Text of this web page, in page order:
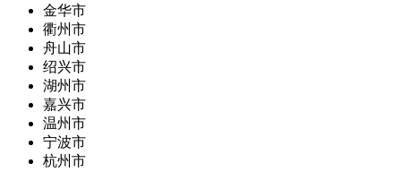
金华市
衢州市
舟山市
绍兴市
湖州市
嘉兴市
温州市
宁波市
杭州市